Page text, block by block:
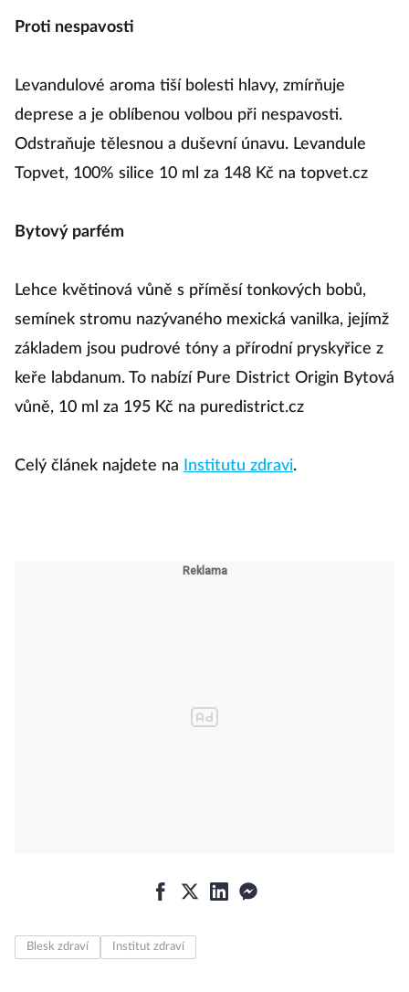
Proti nespavosti
Levandulové aroma tiší bolesti hlavy, zmírňuje
deprese a je oblíbenou volbou při nespavosti.
Odstraňuje tělesnou a duševní únavu. Levandule
Topvet, 100% silice 10 ml za 148 Kč na topvet.cz
Bytový parfém
Lehce květinová vůně s příměsí tonkových bobů,
semínek stromu nazývaného mexická vanilka, jejímž
základem jsou pudrové tóny a přírodní pryskyřice z
keře labdanum. To nabízí Pure District Origin Bytová
vůně, 10 ml za 195 Kč na puredistrict.cz
Celý článek najdete na Institutu zdravi.
Blesk zdraví Institut zdraví